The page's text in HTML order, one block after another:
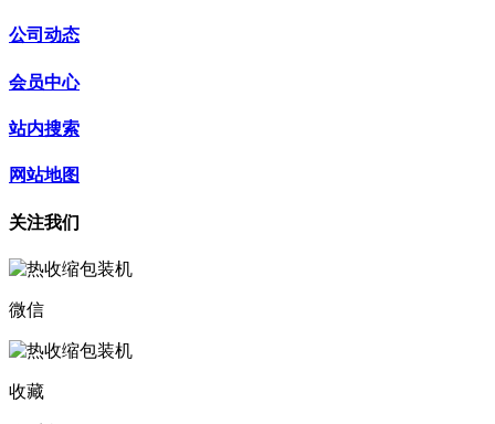
公司动态
会员中心
站内搜索
网站地图
关注我们
微信
收藏